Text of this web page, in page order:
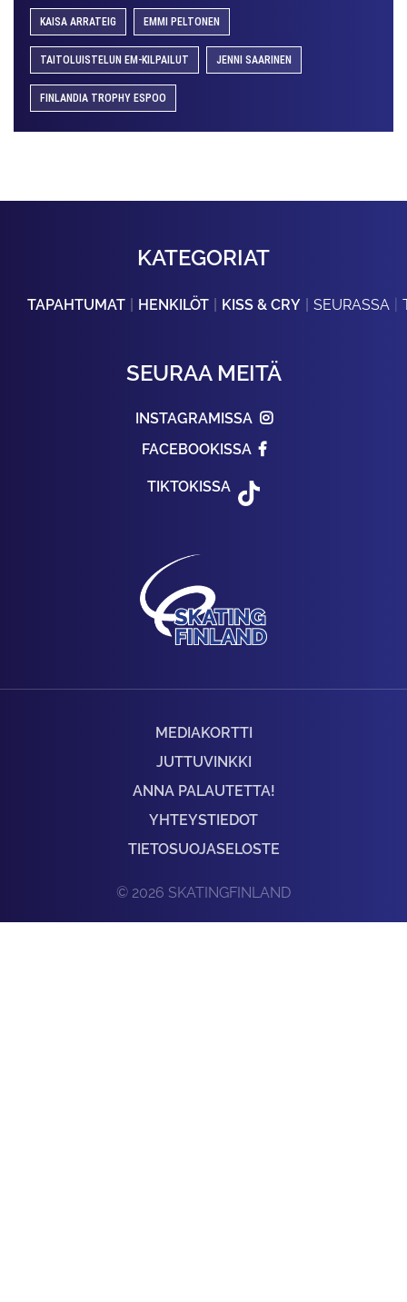
KAISA ARRATEIG EMMI PELTONEN
TAITOLUISTELUN EM-KILPAILUT JENNI SAARINEN
FINLANDIA TROPHY ESPOO
KATEGORIAT
TAPAHTUMAT HENKILÖT KISS & CRY SEURASSA
SEURAA MEITÄ
INSTAGRAMISSA
FACEBOOKISSA
TIKTOKISSA
MEDIAKORTTI
JUTTUVINKKI
ANNA PALAUTETTA!
YHTEYSTIEDOT
TIETOSUOJASELOSTE
© 2026 SKATINGFINLAND